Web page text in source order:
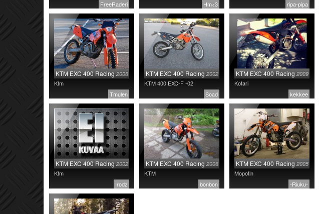
FreeRaderi
Hm<3
ripa-pipa
KTM EXC 400 Racing2006
Ktm
Tmulen
KTM EXC 400 Racing2002
KTM 400 EXC-F -02
Soad
KTM EXC 400 Racing2009
Kotari
kekkee
KTM EXC 400 Racing2002
Ktm
Irodz
KTM EXC 400 Racing2006
KTM
bonbon
KTM EXC 400 Racing2005
Mopotin
-Riuku-